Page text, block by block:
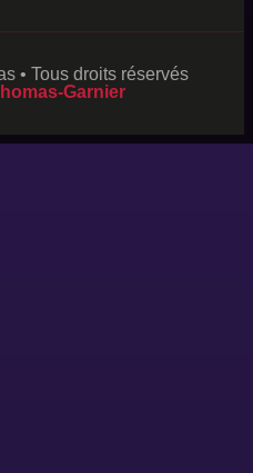
• Tous droits réservés
Garnier